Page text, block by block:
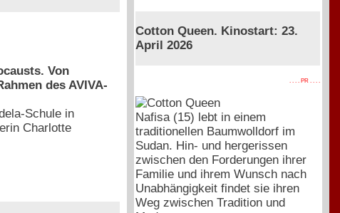
Von
des AVIVA-
Schule in
Charlotte
Cotton Queen. Kinostart: 23.
April 2026
. . . . PR . . . .
Nafisa (15) lebt in einem
traditionellen Baumwolldorf im
Sudan. Hin- und hergerissen
zwischen den Forderungen ihrer
Familie und ihrem Wunsch nach
Unabhängigkeit findet sie ihren
Weg zwischen Tradition und